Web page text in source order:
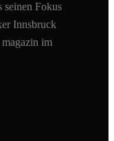
seinen Fokus
Innsbruck
im